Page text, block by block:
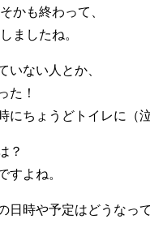
かも終わって、
ましたね。
いない人とか、
た！
にちょうどトイレに（泣
？
すよね。
日時や予定はどうなっ